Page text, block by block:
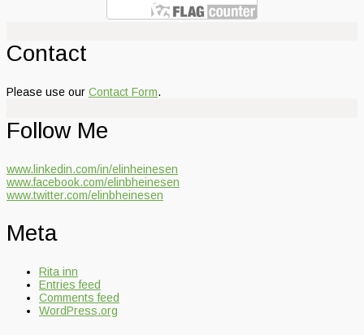
Contact
Please use our Contact Form.
Follow Me
www.linkedin.com/in/elinheinesen
www.facebook.com/elinbheinesen
www.twitter.com/elinbheinesen
Meta
Rita inn
Entries feed
Comments feed
WordPress.org